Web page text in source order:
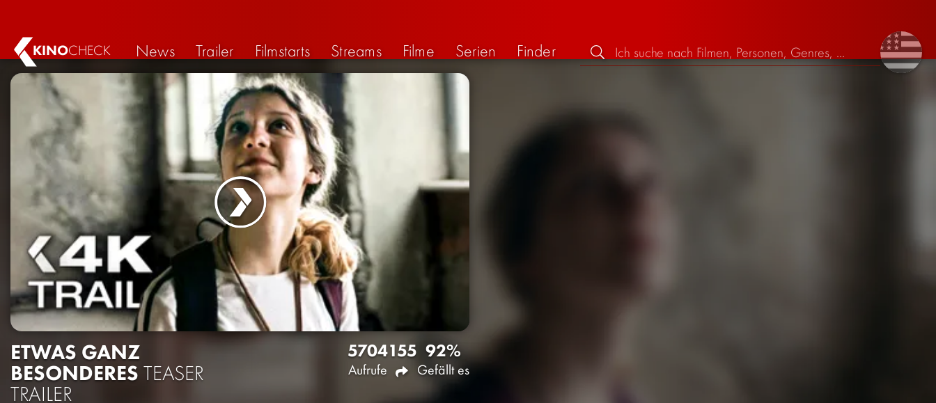
KINOCHECK News Trailer Filmstarts Streams Filme Serien Finder
ETWAS GANZ
BESONDERES TEASER
TRAILER
5704
Aufrufe
155 92%
Gefällt es